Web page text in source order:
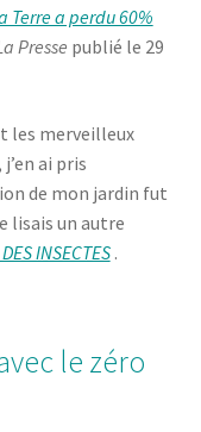
Terre a perdu 60%
Presse publié le 29
les merveilleux
ai pris
de mon jardin fut
lisais un autre
INSECTES.
le zéro